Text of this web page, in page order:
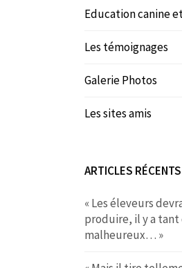
Education canine
Les témoignages
Galerie Photos
Les sites amis
ARTICLES RÉCENTS
« Les éleveurs
produire, il y a tant
malheureux… »